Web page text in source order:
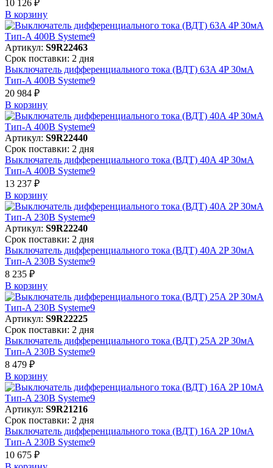
10 126 ₽
В корзинy
Артикул: S9R22463
Срок поставки: 2 дня
Выключатель дифференциального тока (ВДТ) 63A 4P 30мА
Тип-A 400В Systeme9
20 984 ₽
В корзинy
Артикул: S9R22440
Срок поставки: 2 дня
Выключатель дифференциального тока (ВДТ) 40A 4P 30мА
Тип-A 400В Systeme9
13 237 ₽
В корзинy
Артикул: S9R22240
Срок поставки: 2 дня
Выключатель дифференциального тока (ВДТ) 40A 2P 30мА
Тип-A 230В Systeme9
8 235 ₽
В корзинy
Артикул: S9R22225
Срок поставки: 2 дня
Выключатель дифференциального тока (ВДТ) 25A 2P 30мА
Тип-A 230В Systeme9
8 479 ₽
В корзинy
Артикул: S9R21216
Срок поставки: 2 дня
Выключатель дифференциального тока (ВДТ) 16A 2P 10мА
Тип-A 230В Systeme9
10 675 ₽